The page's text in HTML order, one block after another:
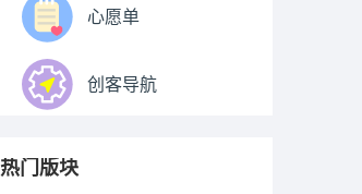
心愿单
创客导航
热门版块